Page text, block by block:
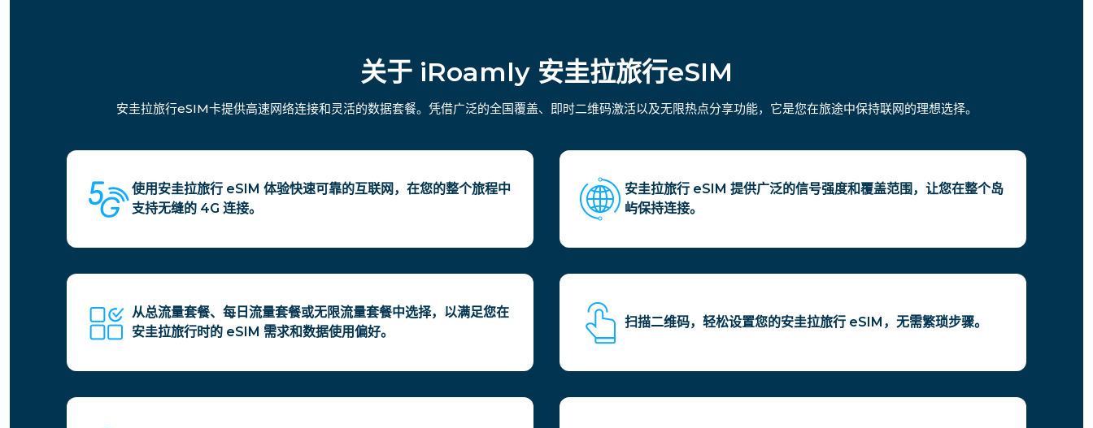
关于 iRoamly 安圭拉旅行eSIM
安圭拉旅行eSIM卡提供高速网络连接和灵活的数据套餐。凭借广泛的全国覆盖、即时二维码激活以及无限热点分享功能，它是您在旅途中保持联网的理想选择。
使用安圭拉旅行 eSIM 体验快速可靠的互联网，在您的整个旅程中
支持无缝的 4G 连接。
安圭拉旅行 eSIM 提供广泛的信号强度和覆盖范围，让您在整个岛
屿保持连接。
从总流量套餐、每日流量套餐或无限流量套餐中选择，以满足您在
安圭拉旅行时的 eSIM 需求和数据使用偏好。
扫描二维码，轻松设置您的安圭拉旅行 eSIM，无需繁琐步骤。